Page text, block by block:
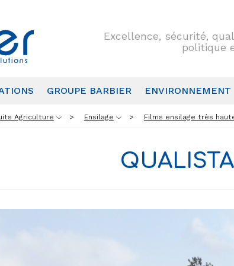
Excellence, sécurité,
politique
GROUPE BARBIER ENVIRONNEMENT
Agriculture Ensilage Films ensilage très